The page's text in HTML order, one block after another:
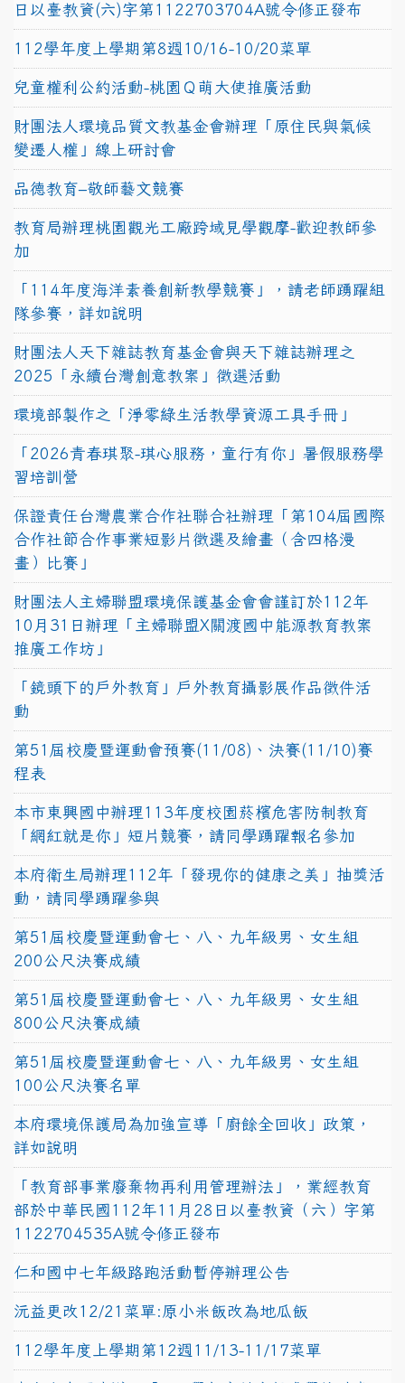
日以臺教資(六)字第1122703704A號令修正發布
112學年度上學期第8週10/16-10/20菜單
兒童權利公約活動-桃園Ｑ萌大使推廣活動
財團法人環境品質文教基金會辦理「原住民與氣候
變遷人權」線上研討會
品德教育–敬師藝文競賽
教育局辦理桃園觀光工廠跨域見學觀摩-歡迎教師參
加
「114年度海洋素養創新教學競賽」，請老師踴躍組
隊參賽，詳如說明
財團法人天下雜誌教育基金會與天下雜誌辦理之
2025「永續台灣創意教案」徵選活動
環境部製作之「淨零綠生活教學資源工具手冊」
「2026青春琪聚-琪心服務，童行有你」暑假服務學
習培訓營
保證責任台灣農業合作社聯合社辦理「第104屆國際
合作社節合作事業短影片徵選及繪畫（含四格漫
畫）比賽」
財團法人主婦聯盟環境保護基金會會謹訂於112年
10月31日辦理「主婦聯盟X關渡國中能源教育教案
推廣工作坊」
「鏡頭下的戶外教育」戶外教育攝影展作品徵件活
動
第51屆校慶暨運動會預賽(11/08)、決賽(11/10)賽
程表
本市東興國中辦理113年度校園菸檳危害防制教育
「網紅就是你」短片競賽，請同學踴躍報名參加
本府衛生局辦理112年「發現你的健康之美」抽獎活
動，請同學踴躍參與
第51屆校慶暨運動會七、八、九年級男、女生組
200公尺決賽成績
第51屆校慶暨運動會七、八、九年級男、女生組
800公尺決賽成績
第51屆校慶暨運動會七、八、九年級男、女生組
100公尺決賽名單
本府環境保護局為加強宣導「廚餘全回收」政策，
詳如說明
「教育部事業廢棄物再利用管理辦法」，業經教育
部於中華民國112年11月28日以臺教資（六）字第
1122704535A號令修正發布
仁和國中七年級路跑活動暫停辦理公告
沅益更改12/21菜單:原小米飯改為地瓜飯
112學年度上學期第12週11/13-11/17菜單